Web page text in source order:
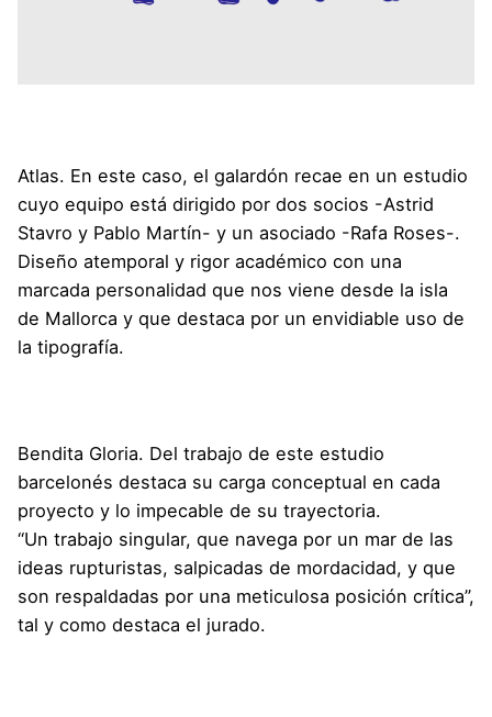
Atlas. En este caso, el galardón recae en un estudio
cuyo equipo está dirigido por dos socios -Astrid
Stavro y Pablo Martín- y un asociado -Rafa Roses-.
Diseño atemporal y rigor académico con una
marcada personalidad que nos viene desde la isla
de Mallorca y que destaca por un envidiable uso de
la tipografía.
Bendita Gloria. Del trabajo de este estudio
barcelonés destaca su carga conceptual en cada
proyecto y lo impecable de su trayectoria.
“Un trabajo singular, que navega por un mar de las
ideas rupturistas, salpicadas de mordacidad, y que
son respaldadas por una meticulosa posición crítica”,
tal y como destaca el jurado.